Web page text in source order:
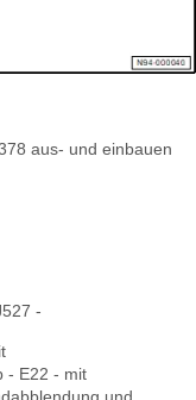
aus- und einbauen
-
- E22 - mit